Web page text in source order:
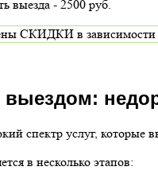
выезда - 2500 руб.
в зависимости от
выездом:
спектр услуг, которые
в несколько этапов: